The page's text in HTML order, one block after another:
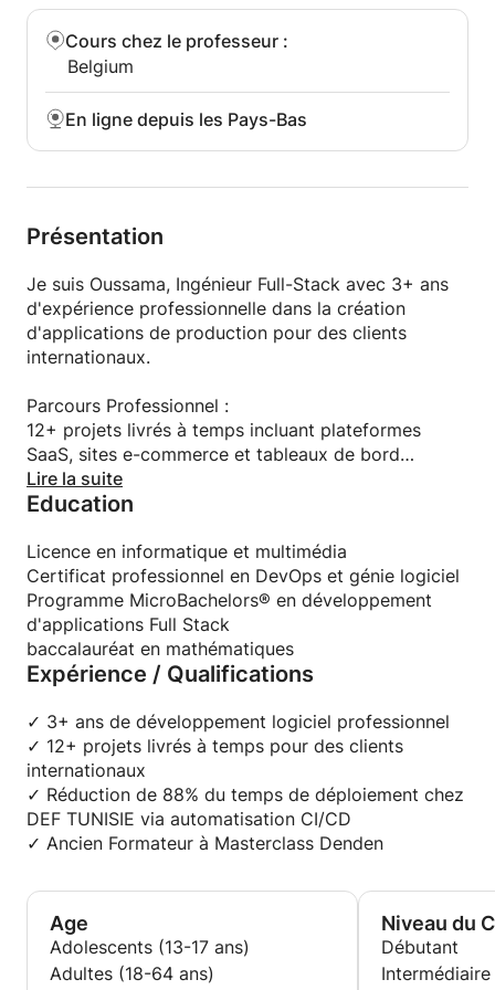
se démarque
Entrepreneurs: Ajoutez des fonctionnalités IA à
votre produit sans embaucher un ingénieur IA
Ce Qu'on Va Construire :
Chatbot IA pour votre site web (support client,
assistant FAQ)
Fonctionnalités d'analyse de texte (résumé,
sentiment, extraction de mots-clés)
Assistant IA personnalisé pour votre cas d'usage
spécifique
Exemples Réels :
Immobilier: Rédacteur d'annonces immobilières IA
Marketing: Créateur de contenu réseaux sociaux IA
Éducation: Assistant d'étude IA
Ce Qui Est Inclus :
Code fonctionnel que vous pouvez déployer
immédiatement
Stratégies de gestion des coûts (les appels API
peuvent coûter cher !)
Gestion d'erreurs et stratégies de fallback
Checklist de déploiement en production
Aucune expérience en IA nécessaire - juste des
connaissances de base en JavaScript/React.
Cours chez le professeur :
Belgium
En ligne depuis les Pays-Bas
Présentation
Je suis Oussama, Ingénieur Full-Stack avec 3+ ans
d'expérience professionnelle dans la création
d'applications de production pour des clients
internationaux.
Parcours Professionnel :
12+ projets livrés à temps incluant plateformes
SaaS, sites e-commerce et tableaux de bord
personnalisés
Réduit le temps de déploiement de 88% chez DEF
Freelance actif au service de clients en Europe et
Amérique du Nord
Ancien formateur à Masterclass Denden, où j'ai
formé 30+ étudiants (100% de projets terminés)
Ce Qui Rend Mon Enseignement Différent :
pas des tutoriels
Je vous montre comment les entreprises
construisent vraiment des logiciels (debugging,
déploiement, monitoring)
Focus sur les compétences pratiques qui vous font
embaucher ou livrer votre projet
Technologies Que J'Utilise :
Frontend: React, Next.js, TypeScript, Tailwind CSS
Backend: Node.js, NestJS, Express, API REST
Bases de données: PostgreSQL, MongoDB, Redis
Lire la suite
Education
Licence en informatique et multimédia
Certificat professionnel en DevOps et génie logiciel
Programme MicroBachelors® en développement
d'applications Full Stack
baccalauréat en mathématiques
Expérience / Qualifications
✓ 3+ ans de développement logiciel professionnel
✓ 12+ projets livrés à temps pour des clients
internationaux
✓ Réduction de 88% du temps de déploiement chez
DEF TUNISIE via automatisation CI/CD
✓ Ancien Formateur à Masterclass Denden
Age
Adolescents (13-17 ans)
Adultes (18-64 ans)
Niveau du
Débutant
Intermédiaire